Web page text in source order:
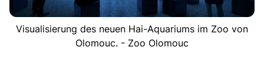
Visualisierung des neuen Hai-Aquariums im Zoo von
Olomouc. - Zoo Olomouc